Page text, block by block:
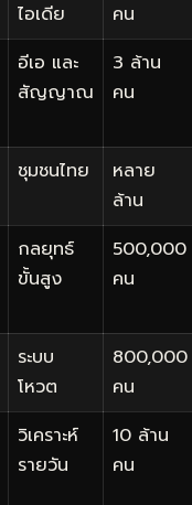
ไอเดีย
คน
อีเอ และ
สัญญาณ
3 ล้าน
คน
ชุมชนไทย
หลาย
ล้าน
กลยุทธ์
ขั้นสูง
500,000
คน
ระบบ
โหวต
800,000
คน
วิเคราะห์
รายวัน
10 ล้าน
คน